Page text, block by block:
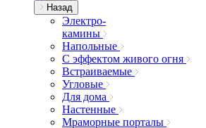
Назад
Электро-
камины
Напольные
С эффектом живого огня
Встраиваемые
Угловые
Для дома
Настенные
Мраморные порталы